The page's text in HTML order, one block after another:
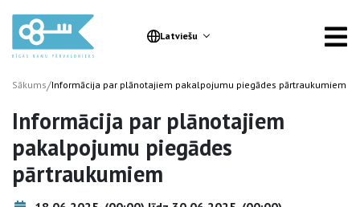
Latviešu
Sākums/Informācija par plānotajiem pakalpojumu piegādes pārtraukumiem
Informācija par plānotajiem
pakalpojumu piegādes
pārtraukumiem